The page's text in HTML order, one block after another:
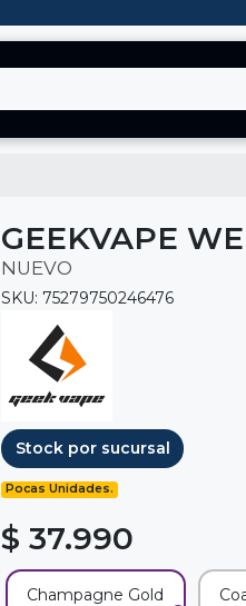
GEEKVAPE
NUEVO
SKU: 75279750246476
Stock por sucursal
Pocas Unidades.
$ 37.990
Champagne Gold